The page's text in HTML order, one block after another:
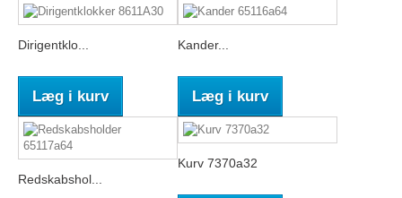
Dirigentklo...
Læg i kurv
Kander...
Læg i kurv
Redskabshol...
Kurv 7370a32